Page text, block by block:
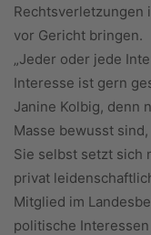
Rechtsverletzungen
vor Gericht bringen.
„Jeder oder jede
Interesse ist gern
Janine Kolbig, denn
Masse bewusst
Sie selbst setzt sich
privat
Mitglied im
politische